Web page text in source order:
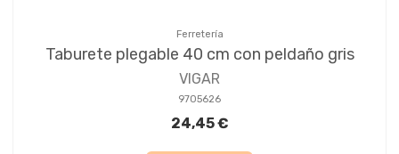
Ferretería
Taburete plegable 40 cm con peldaño gris
VIGAR
9705626
24,45 €